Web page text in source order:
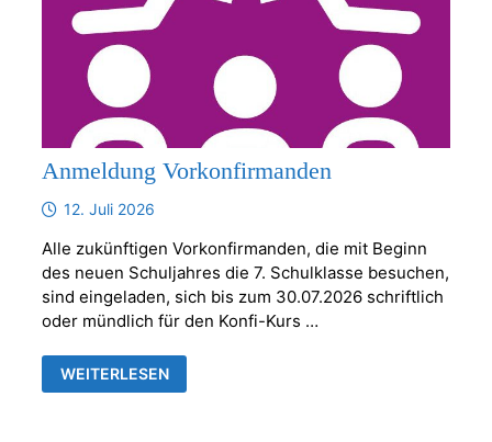
Anmeldung Vorkonfirmanden
12. Juli 2026
Alle zukünftigen Vorkonfirmanden, die mit Beginn
des neuen Schuljahres die 7. Schulklasse besuchen,
sind eingeladen, sich bis zum 30.07.2026 schriftlich
oder mündlich für den Konfi-Kurs …
ANMELDUNG
VORKONFIRMANDEN
WEITERLESEN